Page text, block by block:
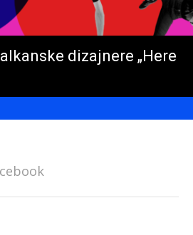
dizajnere „Here